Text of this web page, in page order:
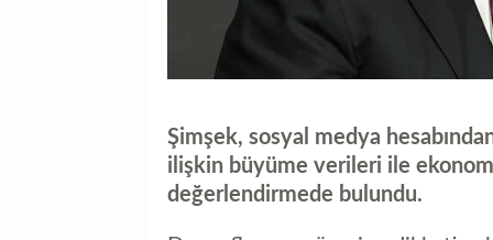
Şimşek, sosyal medya
ilişkin büyüme verileri ile
değerlendirmede bulundu.